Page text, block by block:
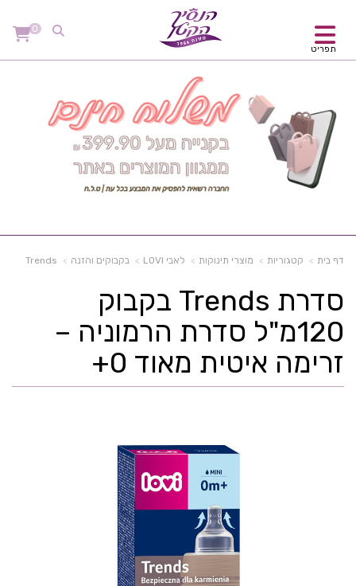
תפריט
0
דף בית קטגוריות מוצרי תינוקות לאבי LOVI בקבוקים והזנה Trends
סדרת Trends בקבוק
120מ"ל סדרת הרמוניה –
זרימה איטית מאוד 0+